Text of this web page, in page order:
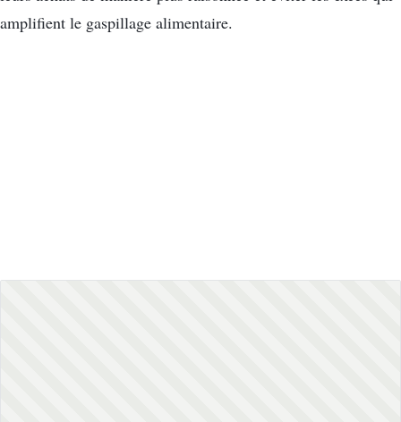
amplifient le gaspillage alimentaire.